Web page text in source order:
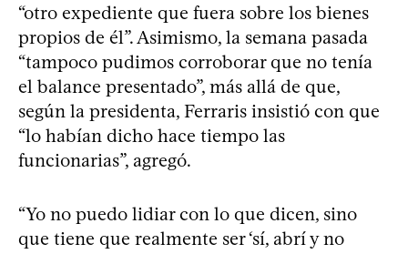
“otro expediente que fuera sobre los bienes
propios de él”. Asimismo, la semana pasada
“tampoco pudimos corroborar que no tenía
el balance presentado”, más allá de que,
según la presidenta, Ferraris insistió con que
“lo habían dicho hace tiempo las
funcionarias”, agregó.
“Yo no puedo lidiar con lo que dicen, sino
que tiene que realmente ser ‘sí, abrí y no